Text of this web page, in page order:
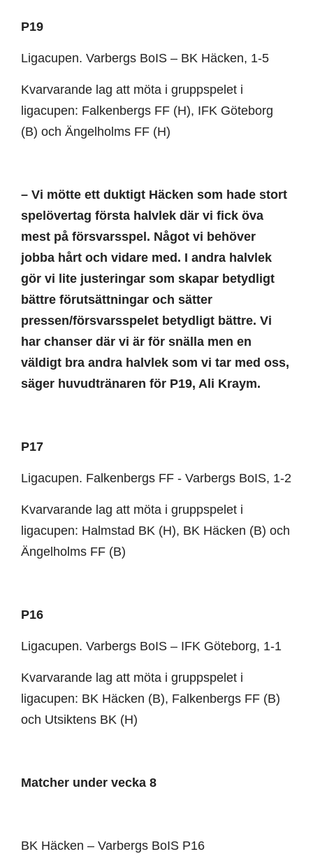
P19
Ligacupen. Varbergs BoIS – BK Häcken, 1-5
Kvarvarande lag att möta i gruppspelet i
ligacupen: Falkenbergs FF (H), IFK Göteborg
(B) och Ängelholms FF (H)
– Vi mötte ett duktigt Häcken som hade stort
spelövertag första halvlek där vi fick öva
mest på försvarsspel. Något vi behöver
jobba hårt och vidare med. I andra halvlek
gör vi lite justeringar som skapar betydligt
bättre förutsättningar och sätter
pressen/försvarsspelet betydligt bättre. Vi
har chanser där vi är för snälla men en
väldigt bra andra halvlek som vi tar med oss,
säger huvudtränaren för P19, Ali Kraym.
P17
Ligacupen. Falkenbergs FF - Varbergs BoIS, 1-2
Kvarvarande lag att möta i gruppspelet i
ligacupen: Halmstad BK (H), BK Häcken (B) och
Ängelholms FF (B)
P16
Ligacupen. Varbergs BoIS – IFK Göteborg, 1-1
Kvarvarande lag att möta i gruppspelet i
ligacupen: BK Häcken (B), Falkenbergs FF (B)
och Utsiktens BK (H)
Matcher under vecka 8
BK Häcken – Varbergs BoIS P16